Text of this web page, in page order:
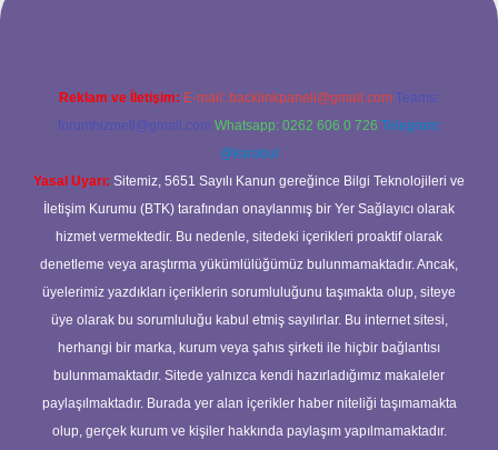
Reklam ve İletişim: E-mail: backlinkpaneli@gmail.com Teams:
forumhizmeti@gmail.com Whatsapp: 0262 606 0 726 Telegram:
@karabul
Yasal Uyarı: Sitemiz, 5651 Sayılı Kanun gereğince Bilgi Teknolojileri ve
İletişim Kurumu (BTK) tarafından onaylanmış bir Yer Sağlayıcı olarak
hizmet vermektedir. Bu nedenle, sitedeki içerikleri proaktif olarak
denetleme veya araştırma yükümlülüğümüz bulunmamaktadır. Ancak,
üyelerimiz yazdıkları içeriklerin sorumluluğunu taşımakta olup, siteye
üye olarak bu sorumluluğu kabul etmiş sayılırlar. Bu internet sitesi,
herhangi bir marka, kurum veya şahıs şirketi ile hiçbir bağlantısı
bulunmamaktadır. Sitede yalnızca kendi hazırladığımız makaleler
paylaşılmaktadır. Burada yer alan içerikler haber niteliği taşımamakta
olup, gerçek kurum ve kişiler hakkında paylaşım yapılmamaktadır.